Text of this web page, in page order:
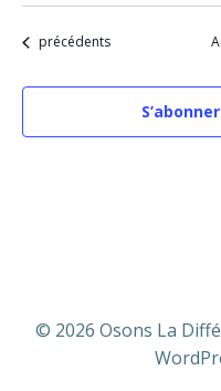
Évènements
précédents
© 2026 Osons La